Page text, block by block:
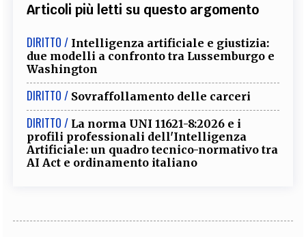
Articoli più letti su questo argomento
DIRITTO / Intelligenza artificiale e giustizia:
due modelli a confronto tra Lussemburgo e
Washington
DIRITTO / Sovraffollamento delle carceri
DIRITTO / La norma UNI 11621-8:2026 e i
profili professionali dell'Intelligenza
Artificiale: un quadro tecnico-normativo tra
AI Act e ordinamento italiano